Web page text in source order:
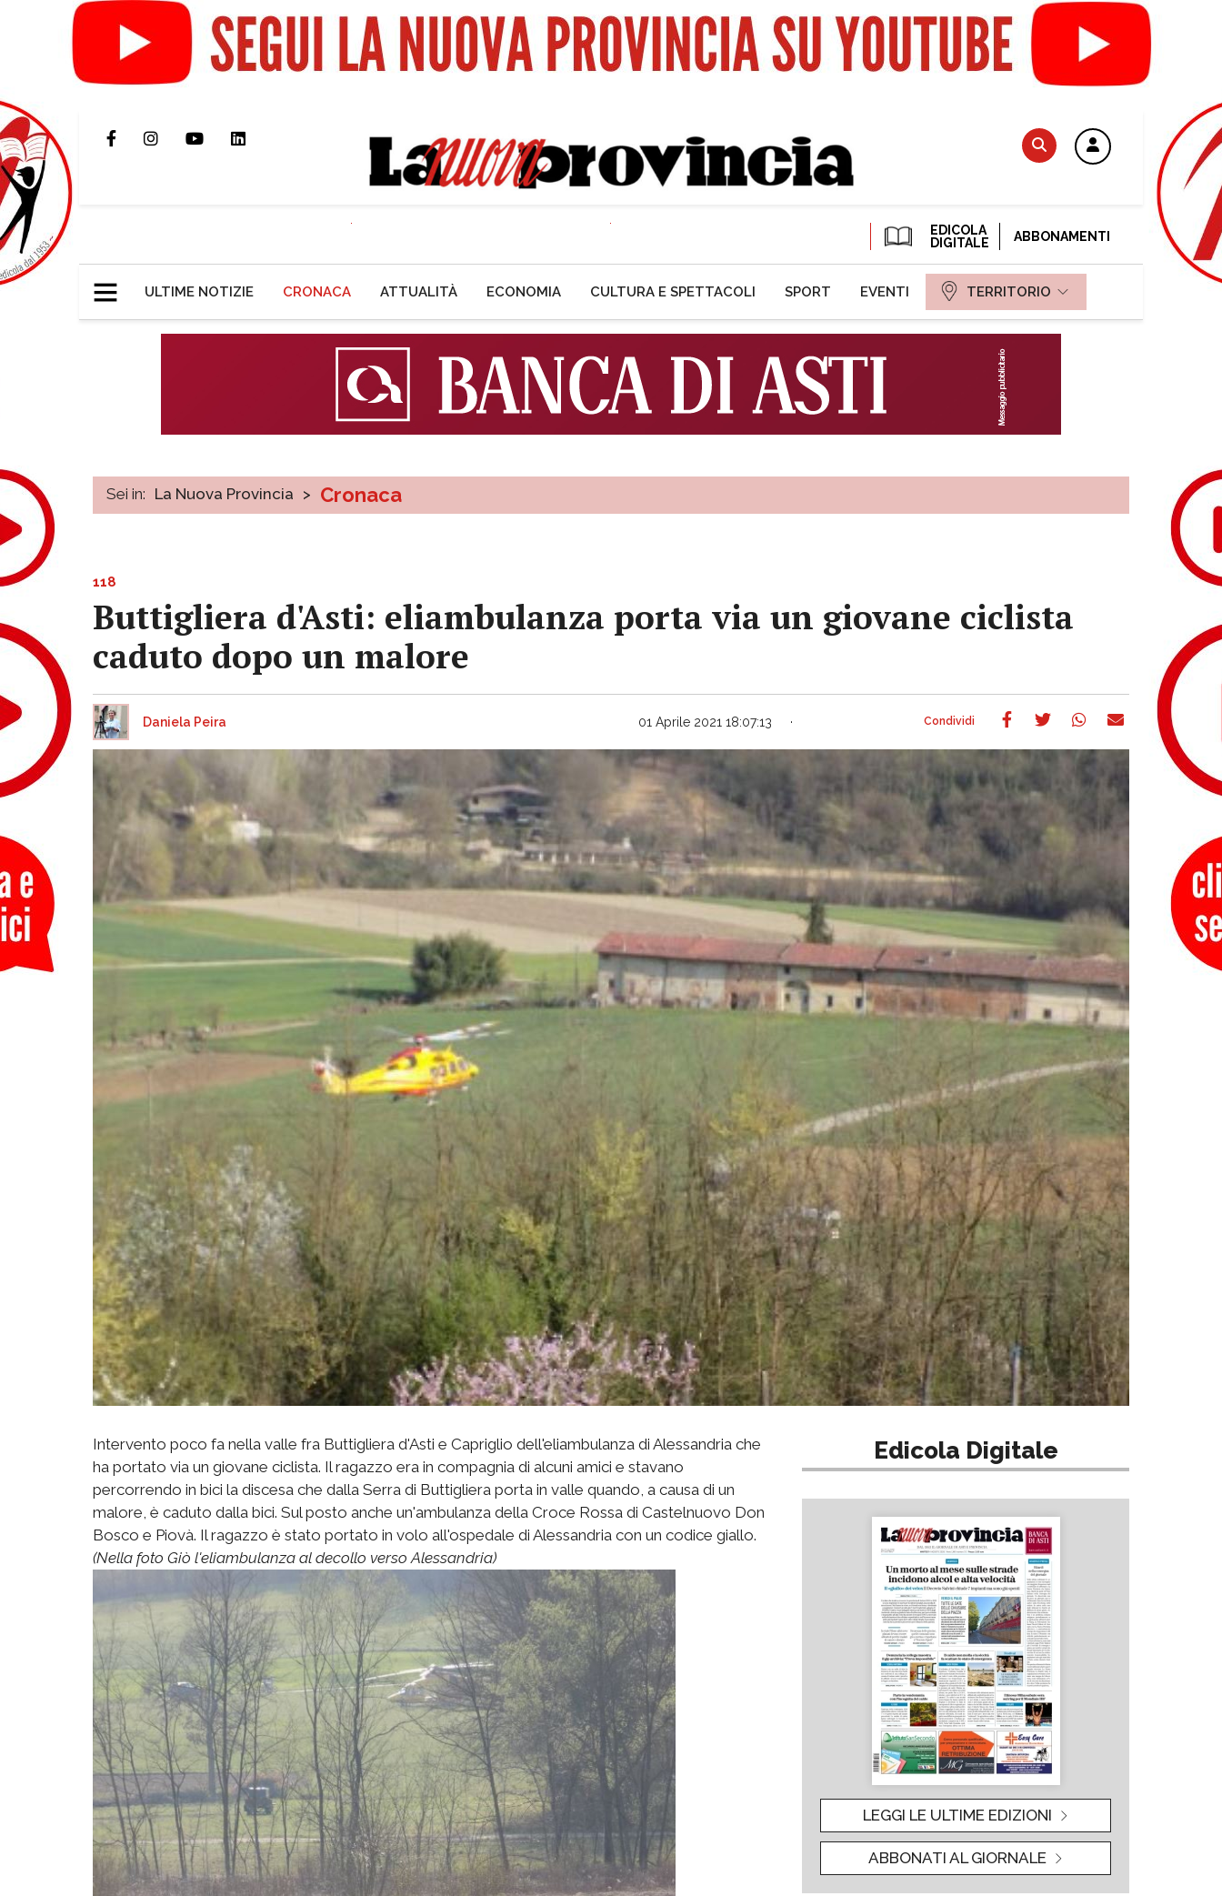
EDICOLA
DIGITALE
ABBONAMENTI
ULTIME NOTIZIE CRONACA ATTUALITÀ ECONOMIA CULTURA E SPETTACOLI SPORT EVENTI TERRITORIO
Sei in: La Nuova Provincia > Cronaca
118
Buttigliera d'Asti: eliambulanza porta via un giovane ciclista
caduto dopo un malore
Daniela Peira 01 Aprile 2021 18:07:13
Intervento poco fa nella valle fra Buttigliera d'Asti e Capriglio dell'eliambulanza di Alessandria che
ha portato via un giovane ciclista. Il ragazzo era in compagnia di alcuni amici e stavano
percorrendo in bici la discesa che dalla Serra di Buttigliera porta in valle quando, a causa di un
malore, è caduto dalla bici. Sul posto anche un'ambulanza della Croce Rossa di Castelnuovo Don
Bosco e Piovà. Il ragazzo è stato portato in volo all'ospedale di Alessandria con un codice giallo.
(Nella foto Giò l'eliambulanza al decollo verso Alessandria)
Edicola Digitale
LEGGI LE ULTIME EDIZIONI
ABBONATI AL GIORNALE